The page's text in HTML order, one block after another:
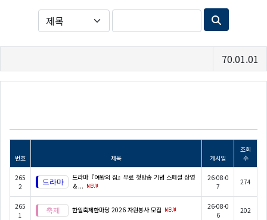
70.01.01
번호 제목 게시일
조회
수
265
2
드라마『여왕의 집』무료 첫방송 기념 스페셜 상영
＆...
26-08-0
7
274
265
1
한일축제한마당 2026 자원봉사 모집
26-08-0
6
202